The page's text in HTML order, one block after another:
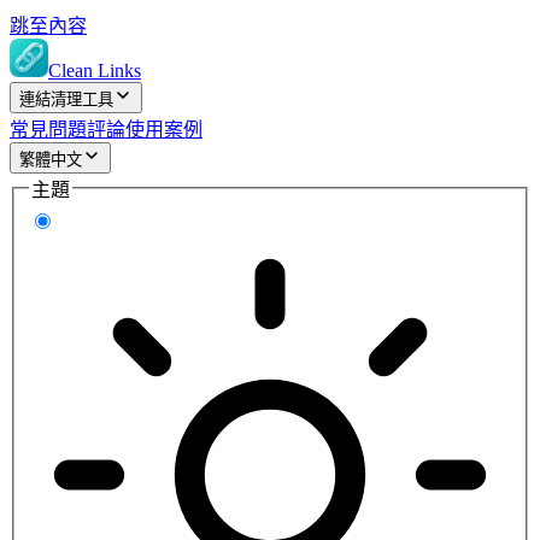
跳至內容
Clean Links
連結清理工具
常見問題評論使用案例
繁體中文
主題